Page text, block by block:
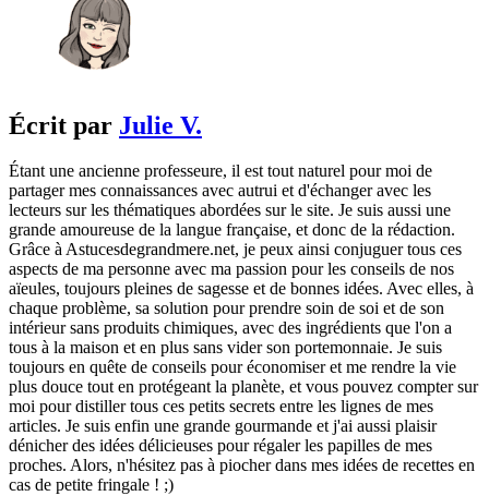
Écrit par Julie V.
Étant une ancienne professeure, il est tout naturel pour moi de
partager mes connaissances avec autrui et d'échanger avec les
lecteurs sur les thématiques abordées sur le site. Je suis aussi une
grande amoureuse de la langue française, et donc de la rédaction.
Grâce à Astucesdegrandmere.net, je peux ainsi conjuguer tous ces
aspects de ma personne avec ma passion pour les conseils de nos
aïeules, toujours pleines de sagesse et de bonnes idées. Avec elles, à
chaque problème, sa solution pour prendre soin de soi et de son
intérieur sans produits chimiques, avec des ingrédients que l'on a
tous à la maison et en plus sans vider son portemonnaie. Je suis
toujours en quête de conseils pour économiser et me rendre la vie
plus douce tout en protégeant la planète, et vous pouvez compter sur
moi pour distiller tous ces petits secrets entre les lignes de mes
articles. Je suis enfin une grande gourmande et j'ai aussi plaisir
dénicher des idées délicieuses pour régaler les papilles de mes
proches. Alors, n'hésitez pas à piocher dans mes idées de recettes en
cas de petite fringale ! ;)